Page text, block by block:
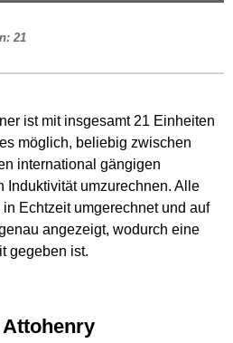
21
ist mit insgesamt 21 Einheiten
möglich, beliebig zwischen
international gängigen
Induktivität umzurechnen. Alle
Echtzeit umgerechnet und auf
angezeigt, wodurch eine
gegeben ist.